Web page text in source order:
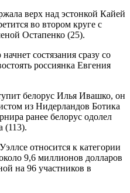
верх над эстонкой Кайей
во втором круге с
Остапенко (25).
состязания сразу со
россиянка Евгения
белорус Илья Ивашко, он
из Нидерландов Ботика
ранее белорус одолел
(113).
относится к категории
9,6 миллионов долларов
на 96 участников в